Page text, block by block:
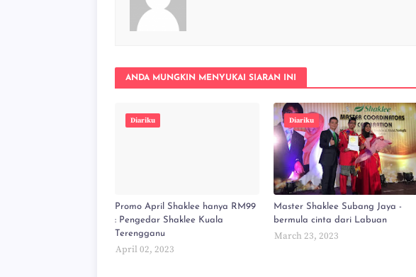
ANDA MUNGKIN MENYUKAI SIARAN INI
Diariku
Promo April Shaklee hanya RM99
: Pengedar Shaklee Kuala
Terengganu
April 02, 2023
Diariku
Master Shaklee Subang Jaya -
bermula cinta dari Labuan
March 23, 2023